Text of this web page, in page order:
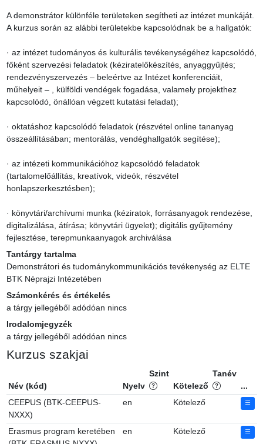
A demonstrátor különféle területeken segítheti az intézet munkáját.
A kurzus során az alábbi területekbe kapcsolódnak be a hallgatók:
· az intézet tudományos és kulturális tevékenységéhez kapcsolódó,
főként szervezési feladatok (kéziratelőkészítés, anyaggyűjtés;
rendezvényszervezés – beleértve az Intézet konferenciáit,
műhelyeit – , külföldi vendégek fogadása, valamely projekthez
kapcsolódó, önállóan végzett kutatási feladat);
· oktatáshoz kapcsolódó feladatok (részvétel online tananyag
összeállításában; mentorálás, vendéghallgatók segítése);
· az intézeti kommunikációhoz kapcsolódó feladatok
(tartalomelőállítás, kreatívok, videók, részvétel
honlapszerkesztésben);
· könyvtári/archívumi munka (kéziratok, forrásanyagok rendezése,
digitalizálása, átírása; könyvtári ügyelet); digitális gyűjtemény
fejlesztése, terepmunkaanyagok archiválása
Tantárgy tartalma
Demonstrátori és tudománykommunikációs tevékenység az ELTE
BTK Néprajzi Intézetében
Számonkérés és értékelés
a tárgy jellegéből adódóan nincs
Irodalomjegyzék
a tárgy jellegéből adódóan nincs
Kurzus szakjai
Név (kód) Nyelv
Szint
Kötelező
Tanév
...
CEEPUS (BTK-CEEPUS-
NXXX)
en Kötelező
Erasmus program keretében
en Kötelező